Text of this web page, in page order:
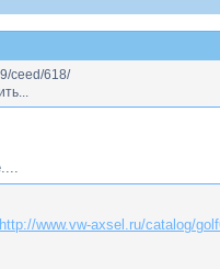
ceed/618/
http://www.vw-axsel.ru/catalog/